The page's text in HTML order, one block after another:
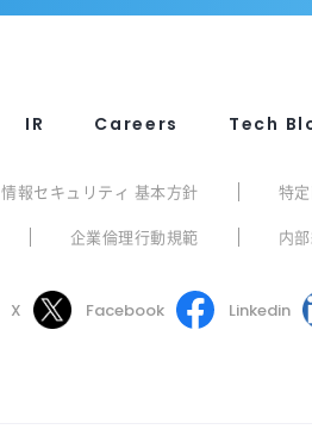
IR Careers Tech
情報セキュリティ 基本方針
特
企業倫理行動規範 内
X Facebook Linkedin